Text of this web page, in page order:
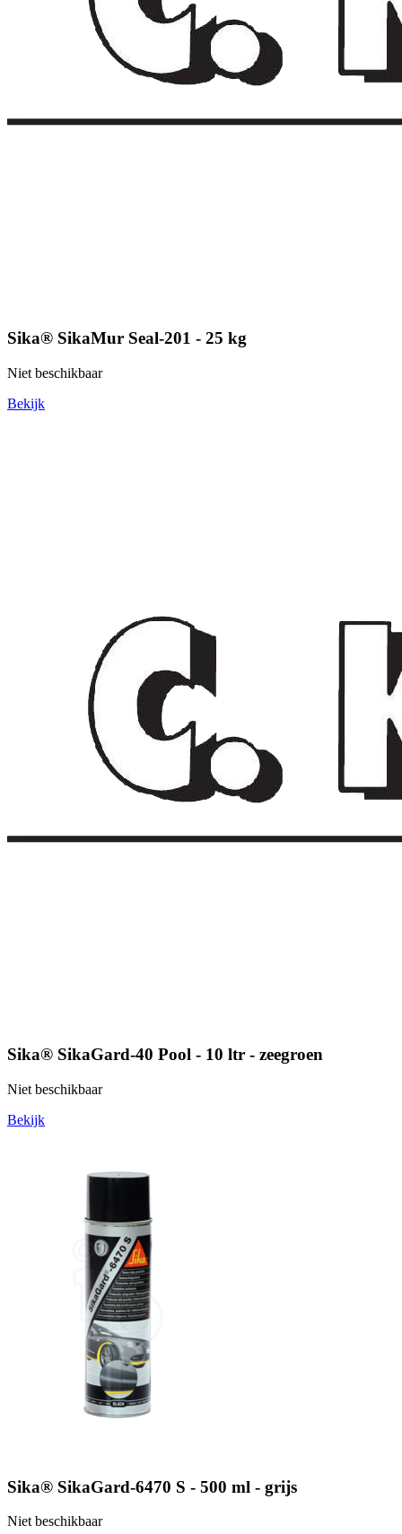
Sika® SikaMur Seal-201 - 25 kg
Niet beschikbaar
Bekijk
Sika® SikaGard-40 Pool - 10 ltr - zeegroen
Niet beschikbaar
Bekijk
Sika® SikaGard-6470 S - 500 ml - grijs
Niet beschikbaar